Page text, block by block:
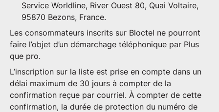
Service Worldline, River Ouest 80, Quai Voltaire,
95870 Bezons, France.
Les consommateurs inscrits sur Bloctel ne pourront
faire l’objet d’un démarchage téléphonique par Plus
que pro.
L’inscription sur la liste est prise en compte dans un
délai maximum de 30 jours à compter de la
confirmation reçue par courriel. À compter de cette
confirmation, la durée de protection du numéro de